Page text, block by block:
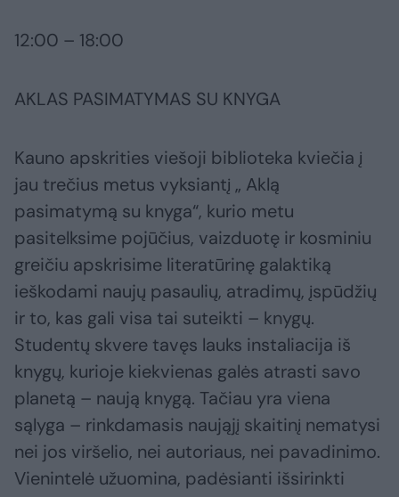
12:00 – 18:00
AKLAS PASIMATYMAS SU KNYGA
Kauno apskrities viešoji biblioteka kviečia į
jau trečius metus vyksiantį „ Aklą
pasimatymą su knyga“, kurio metu
pasitelksime pojūčius, vaizduotę ir kosminiu
greičiu apskrisime literatūrinę galaktiką
ieškodami naujų pasaulių, atradimų, įspūdžių
ir to, kas gali visa tai suteikti – knygų.
Studentų skvere tavęs lauks instaliacija iš
knygų, kurioje kiekvienas galės atrasti savo
planetą – naują knygą. Tačiau yra viena
sąlyga – rinkdamasis naująjį skaitinį nematysi
nei jos viršelio, nei autoriaus, nei pavadinimo.
Vienintelė užuomina, padėsianti išsirinkti